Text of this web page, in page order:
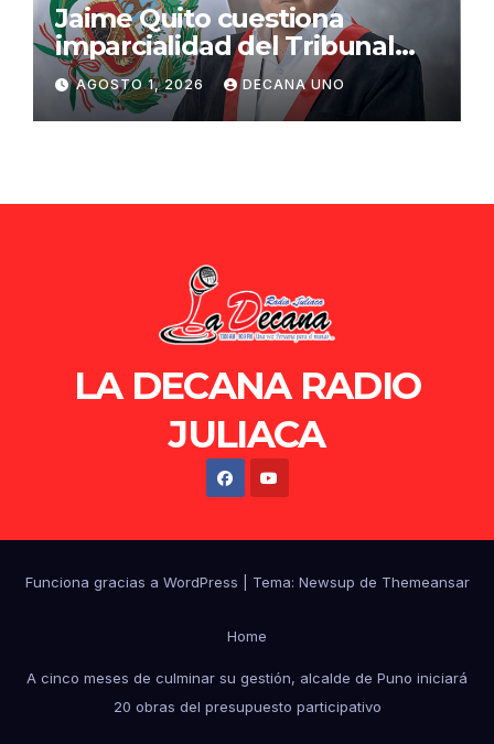
Jaime Quito cuestiona
imparcialidad del Tribunal
Constitucional tras liberación
de Ollanta Humala
AGOSTO 1, 2026 DECANA UNO
LA DECANA RADIO
JULIACA
Funciona gracias a WordPress Tema: Newsup de Themeansar
Home
A cinco meses de culminar su gestión, alcalde de Puno iniciará
20 obras del presupuesto participativo